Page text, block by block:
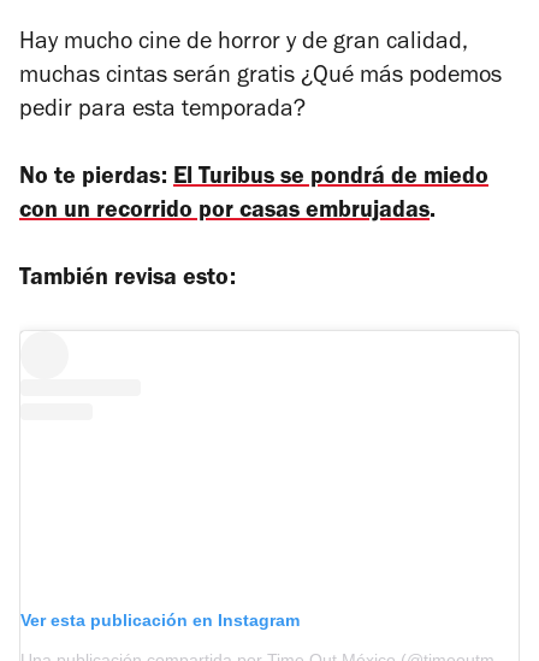
Hay mucho cine de horror y de gran calidad,
muchas cintas serán gratis ¿Qué más podemos
pedir para esta temporada?
No te pierdas: El Turibus se pondrá de miedo
con un recorrido por casas embrujadas.
También revisa esto:
Ver esta publicación en Instagram